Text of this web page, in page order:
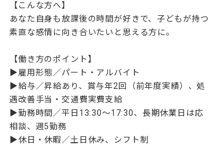
【こんな方へ】
あなた自身も放課後の時間が好きで、子どもが持つ
素直な感情に向き合いたいと思える方に。
【働き方のポイント】
▶雇用形態／パート・アルバイト
▶給与／昇給あり、賞与年2回（前年度実績）、処
遇改善手当・交通費実費支給
▶勤務時間／平日13:30〜17:30、長期休業日は応
相談、週5勤務
▶休日・休暇／土日休み、シフト制